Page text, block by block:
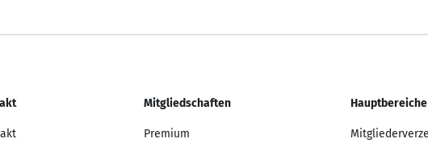
Mitgliedschaften
Premium
Hauptbereiche